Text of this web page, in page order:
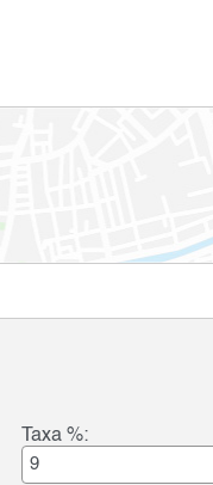
Taxa %: